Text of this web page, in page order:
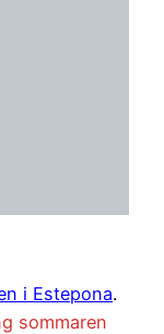
i Estepona.
sommaren